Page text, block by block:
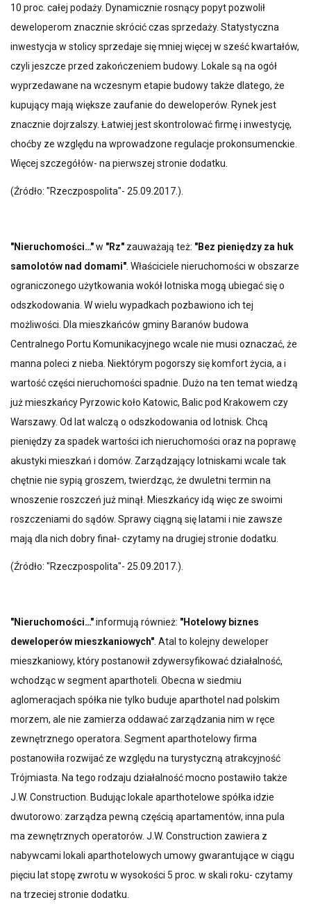
10 proc. całej podaży. Dynamicznie rosnący popyt pozwolił
deweloperom znacznie skrócić czas sprzedaży. Statystyczna
inwestycja w stolicy sprzedaje się mniej więcej w sześć kwartałów,
czyli jeszcze przed zakończeniem budowy. Lokale są na ogół
wyprzedawane na wczesnym etapie budowy także dlatego, że
kupujący mają większe zaufanie do deweloperów. Rynek jest
znacznie dojrzalszy. Łatwiej jest skontrolować firmę i inwestycję,
choćby ze względu na wprowadzone regulacje prokonsumenckie.
Więcej szczegółów- na pierwszej stronie dodatku.
(Źródło: "Rzeczpospolita"- 25.09.2017.).
"Nieruchomości…"w "Rz" zauważają też: "Bez pieniędzy za huk
samolotów nad domami" . Właściciele nieruchomości w obszarze
ograniczonego użytkowania wokół lotniska mogą ubiegać się o
odszkodowania. W wielu wypadkach pozbawiono ich tej
możliwości. Dla mieszkańców gminy Baranów budowa
Centralnego Portu Komunikacyjnego wcale nie musi oznaczać, że
manna poleci z nieba. Niektórym pogorszy się komfort życia, a i
wartość części nieruchomości spadnie. Dużo na ten temat wiedzą
już mieszkańcy Pyrzowic koło Katowic, Balic pod Krakowem czy
Warszawy. Od lat walczą o odszkodowania od lotnisk. Chcą
pieniędzy za spadek wartości ich nieruchomości oraz na poprawę
akustyki mieszkań i domów. Zarządzający lotniskami wcale tak
chętnie nie sypią groszem, twierdząc, że dwuletni termin na
wnoszenie roszczeń już minął. Mieszkańcy idą więc ze swoimi
roszczeniami do sądów. Sprawy ciągną się latami i nie zawsze
mają dla nich dobry finał- czytamy na drugiej stronie dodatku.
(Źródło: "Rzeczpospolita"- 25.09.2017.).
"Nieruchomości…"informują również: "Hotelowy biznes
deweloperów mieszkaniowych" . Atal to kolejny deweloper
mieszkaniowy, który postanowił zdywersyfikować działalność,
wchodząc w segment aparthoteli. Obecna w siedmiu
aglomeracjach spółka nie tylko buduje aparthotel nad polskim
morzem, ale nie zamierza oddawać zarządzania nim w ręce
zewnętrznego operatora. Segment aparthotelowy firma
postanowiła rozwijać ze względu na turystyczną atrakcyjność
Trójmiasta. Na tego rodzaju działalność mocno postawiło także
J.W. Construction. Budując lokale aparthotelowe spółka idzie
dwutorowo: zarządza pewną częścią apartamentów, inna pula
ma zewnętrznych operatorów. J.W. Construction zawiera z
nabywcami lokali aparthotelowych umowy gwarantujące w ciągu
pięciu lat stopę zwrotu w wysokości 5 proc. w skali roku- czytamy
na trzeciej stronie dodatku.